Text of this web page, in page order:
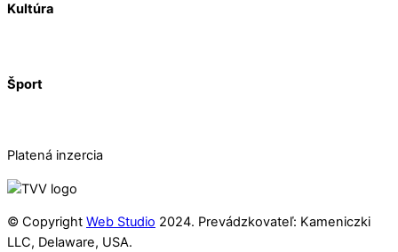
Kultúra
Šport
Platená inzercia
© Copyright Web Studio 2024. Prevádzkovateľ: Kameniczki
LLC, Delaware, USA.